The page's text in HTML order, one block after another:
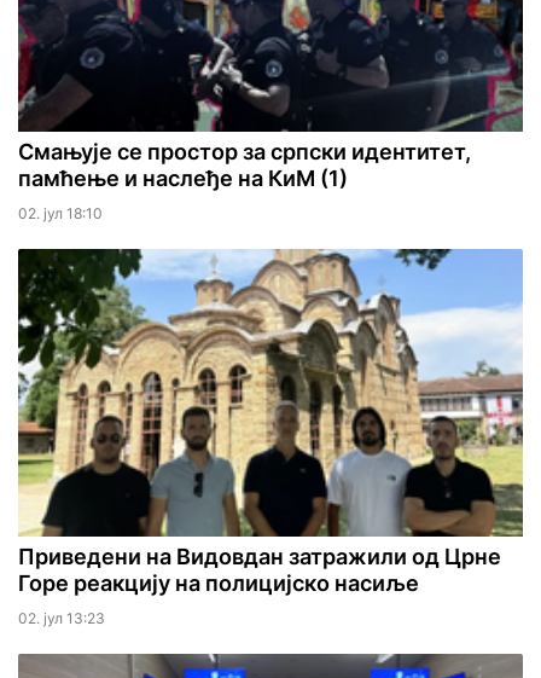
Смањује се простор за српски идентитет,
памћење и наслеђе на КиМ (1)
02. јул 18:10
Приведени на Видовдан затражили од Црне
Горе реакцију на полицијско насиље
02. јул 13:23